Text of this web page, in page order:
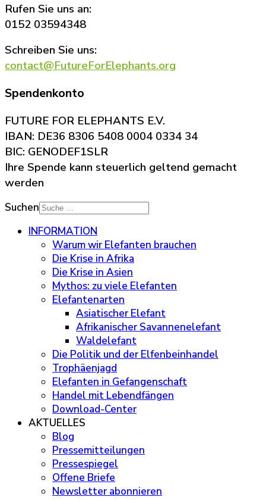
Rufen Sie uns an:
0152 03594348
Schreiben Sie uns:
contact@FutureForElephants.org
Spendenkonto
FUTURE FOR ELEPHANTS E.V.
IBAN: DE36 8306 5408 0004 0334 34
BIC: GENODEF1SLR
Ihre Spende kann steuerlich geltend gemacht
werden
Suchen
INFORMATION
Warum wir Elefanten brauchen
Die Krise in Afrika
Die Krise in Asien
Mythos: zu viele Elefanten
Elefantenarten
Asiatischer Elefant
Afrikanischer Savannenelefant
Waldelefant
Die Politik und der Elfenbeinhandel
Trophäenjagd
Elefanten in Gefangenschaft
Handel mit Lebendfängen
Download-Center
AKTUELLES
Blog
Pressemitteilungen
Pressespiegel
Offene Briefe
Newsletter abonnieren